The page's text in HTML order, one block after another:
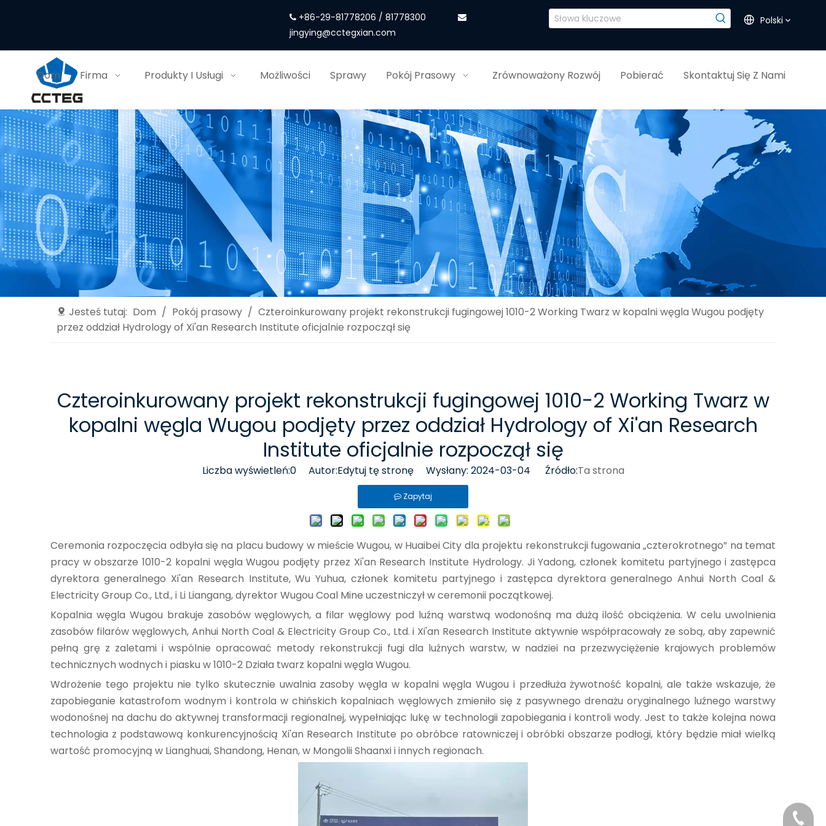
 +86-29-81778206 / 81778300
jingying@cctegxian.com
Polski
Dom Firma Produkty I Usługi Możliwości Sprawy Pokój Prasowy Zrównoważony Rozwój Pobierać Skontaktuj Się Z Nami
Jesteś tutaj: Dom / Pokój prasowy / Czteroinkurowany projekt rekonstrukcji fugingowej 1010-2 Working Twarz w kopalni węgla Wugou podjęty
przez oddział Hydrology of Xi'an Research Institute oficjalnie rozpoczął się
Czteroinkurowany projekt rekonstrukcji fugingowej 1010-2 Working Twarz w
kopalni węgla Wugou podjęty przez oddział Hydrology of Xi'an Research
Institute oficjalnie rozpoczął się
Liczba wyświetleń:0Autor:Edytuj tę stronę Wysłany: 2024-03-04 Źródło:Ta strona
Zapytaj
Ceremonia rozpoczęcia odbyła się na placu budowy w mieście Wugou, w Huaibei City dla projektu rekonstrukcji fugowania „czterokrotnego” na temat
pracy w obszarze 1010-2 kopalni węgla Wugou podjęty przez Xi'an Research Institute Hydrology. Ji Yadong, członek komitetu partyjnego i zastępca
dyrektora generalnego Xi'an Research Institute, Wu Yuhua, członek komitetu partyjnego i zastępca dyrektora generalnego Anhui North Coal &
Electricity Group Co., Ltd., i Li Liangang, dyrektor Wugou Coal Mine uczestniczył w ceremonii początkowej.
Kopalnia węgla Wugou brakuje zasobów węglowych, a filar węglowy pod luźną warstwą wodonośną ma dużą ilość obciążenia. W celu uwolnienia
zasobów filarów węglowych, Anhui North Coal & Electricity Group Co., Ltd. i Xi'an Research Institute aktywnie współpracowały ze sobą, aby zapewnić
pełną grę z zaletami i wspólnie opracować metody rekonstrukcji fugi dla luźnych warstw, w nadziei na przezwyciężenie krajowych problemów
technicznych wodnych i piasku w 1010-2 Działa twarz kopalni węgla Wugou.
Wdrożenie tego projektu nie tylko skutecznie uwalnia zasoby węgla w kopalni węgla Wugou i przedłuża żywotność kopalni, ale także wskazuje, że
zapobieganie katastrofom wodnym i kontrola w chińskich kopalniach węglowych zmieniło się z pasywnego drenażu oryginalnego luźnego warstwy
wodonośnej na dachu do aktywnej transformacji regionalnej, wypełniając lukę w technologii zapobiegania i kontroli wody. Jest to także kolejna nowa
technologia z podstawową konkurencyjnością Xi'an Research Institute po obróbce ratowniczej i obróbki obszarze podłogi, który będzie miał wielką
wartość promocyjną w Lianghuai, Shandong, Henan, w Mongolii Shaanxi i innych regionach.
+86-